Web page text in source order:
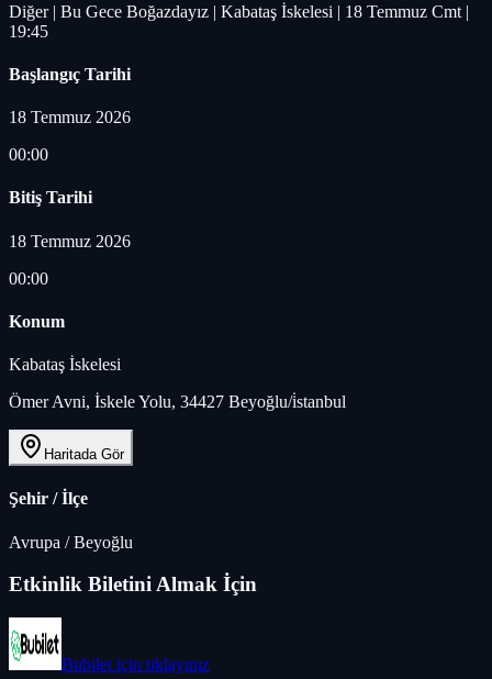
Diğer | Bu Gece Boğazdayız | Kabataş İskelesi | 18 Temmuz Cmt |
19:45
Başlangıç Tarihi
18 Temmuz 2026
00:00
Bitiş Tarihi
18 Temmuz 2026
00:00
Konum
Kabataş İskelesi
Ömer Avni, İskele Yolu, 34427 Beyoğlu/i̇stanbul
Haritada Gör
Şehir / İlçe
Avrupa /Beyoğlu
Etkinlik Biletini Almak İçin
Bubilet için tıklayınız